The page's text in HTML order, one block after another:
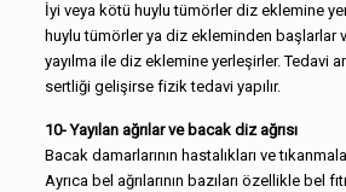
İyi veya kötü huylu tümörler diz eklemine
huylu tümörler ya diz ekleminden başlarlar
yayılma ile diz eklemine yerleşirler. Tedavi
sertliği gelişirse fizik tedavi yapılır.
10- Yayılan ağrılar ve bacak diz ağrısı
Bacak damarlarının hastalıkları ve
Ayrıca bel ağrılarının bazıları özellikle bel